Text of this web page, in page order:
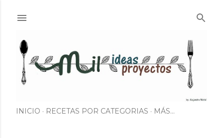
INICIO RECETAS POR CATEGORIAS MÁS…